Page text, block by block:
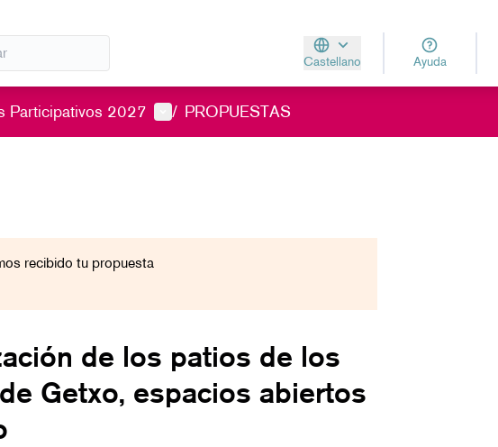
Castellano
Aukeratu hizkuntzaElegir el idioma
Ayuda
Participativos 2027 Menú de usuario
/ PROPUESTAS
recibido tu propuesta
de los patios de los
Getxo, espacios abiertos